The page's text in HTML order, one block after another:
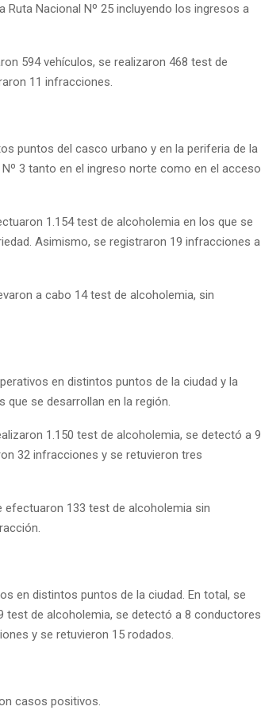
Nacional Nº 25 incluyendo los ingresos a
594 vehículos, se realizaron 468 test de
11 infracciones.
puntos del casco urbano y en la periferia de la
3 tanto en el ingreso norte como en el acceso
1.154 test de alcoholemia en los que se
Asimismo, se registraron 19 infracciones a
a cabo 14 test de alcoholemia, sin
en distintos puntos de la ciudad y la
que se desarrollan en la región.
1.150 test de alcoholemia, se detectó a 9
32 infracciones y se retuvieron tres
efectuaron 133 test de alcoholemia sin
en distintos puntos de la ciudad. En total, se
test de alcoholemia, se detectó a 8 conductores
y se retuvieron 15 rodados.
casos positivos.